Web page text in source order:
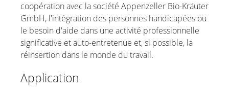
coopération avec la société Appenzeller Bio-Kräuter
GmbH, l'intégration des personnes handicapées ou
le besoin d'aide dans une activité professionnelle
significative et auto-entretenue et, si possible, la
réinsertion dans le monde du travail.
Application